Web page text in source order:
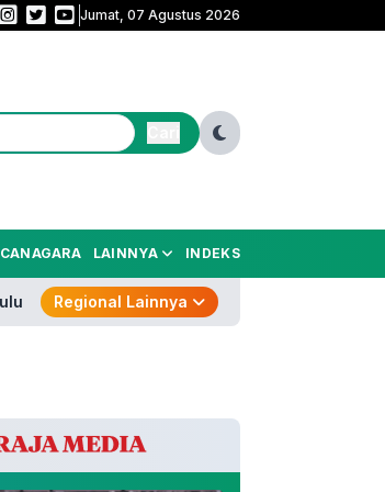
3-1, Persija Sabet Juara 3 Piala Presiden 2026
Jumat, 07 Agustus 2026
LAINNYA INDEKS
Regional Lainnya